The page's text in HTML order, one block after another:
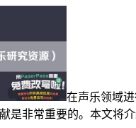
在声乐领域
是非常重要的。本文将